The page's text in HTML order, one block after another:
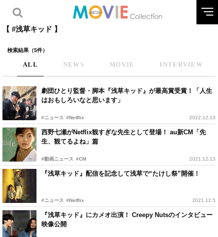
【 #浅草キッド 】
検索結果（5件）
ALL NEWS MOVIE INTERVIEW
劇団ひとり監督・脚本『浅草キッド』が最高賞受賞！「人生
はおもしろいなと思います」
#ニュース #Netflix 2022.12.13
西野七瀬がNetflix観すぎな先生として登場！ au新CM「先
生、観てるよね」篇
#動画ニュース #CM 2021.12.13
『浅草キッド』配信を記念して浅草で“たけし祭”開催！
#ニュース #Netflix 2021.12.5
『浅草キッド』にカメオ出演！ Creepy Nutsのインタビュー
映像公開